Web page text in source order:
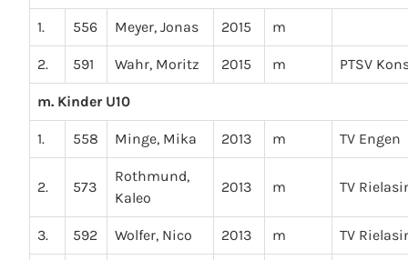
1. 556 Meyer, Jonas 2015 m
2. 591 Wahr, Moritz 2015 m PTSV
m. Kinder U10
1. 558 Minge, Mika 2013 m TV Engen
2. 573
Rothmund,
Kaleo
2013 m TV
3. 592 Wolfer, Nico 2013 m TV